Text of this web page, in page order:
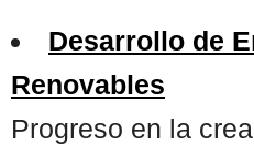
Desarrollo de
Renovables
Progreso en la